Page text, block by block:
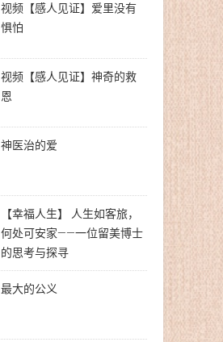
视频【感人见证】爱里没有
惧怕
视频【感人见证】神奇的救
恩
神医治的爱
【幸福人生】 人生如客旅，
何处可安家——一位留美博士
的思考与探寻
最大的公义